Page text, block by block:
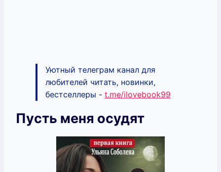
Уютный телеграм канал для
любителей читать, новинки,
бестселлеры - t.me/ilovebook99
Пусть меня осудят